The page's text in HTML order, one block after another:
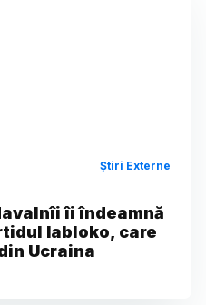
Știri Externe
îi îndeamnă
Iabloko, care
Ucraina